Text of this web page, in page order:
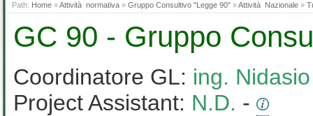
Path: Home »Attività normativa » Gruppo Consultivo "Legge 90" »Attività Nazionale »
GC 90 - Gruppo
Coordinatore GL: ing.
Project Assistant: N.D. -